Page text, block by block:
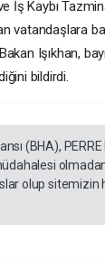
İş Kaybı
Işıkhan,
bildirdi.
(BHA),
olup